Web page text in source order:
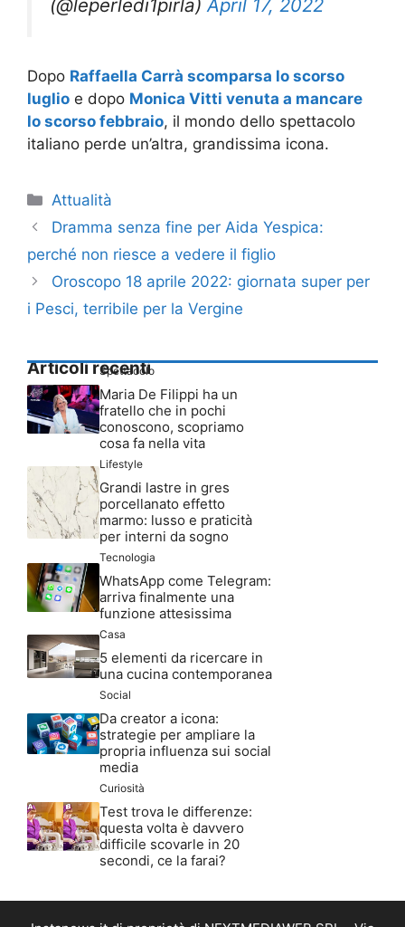
(@leperledi1pirla) April 17, 2022
Dopo Raffaella Carrà scomparsa lo scorso
luglio e dopo Monica Vitti venuta a mancare
lo scorso febbraio, il mondo dello spettacolo
italiano perde un’altra, grandissima icona.
Categorie
Attualità
Dramma senza fine per Aida Yespica:
perché non riesce a vedere il figlio
Oroscopo 18 aprile 2022: giornata super per
i Pesci, terribile per la Vergine
Articoli recenti
Spettacolo
Maria De Filippi ha un
fratello che in pochi
conoscono, scopriamo
cosa fa nella vita
Lifestyle
Grandi lastre in gres
porcellanato effetto
marmo: lusso e praticità
per interni da sogno
Tecnologia
WhatsApp come Telegram:
arriva finalmente una
funzione attesissima
Casa
5 elementi da ricercare in
una cucina contemporanea
Social
Da creator a icona:
strategie per ampliare la
propria influenza sui social
media
Curiosità
Test trova le differenze:
questa volta è davvero
difficile scovarle in 20
secondi, ce la farai?